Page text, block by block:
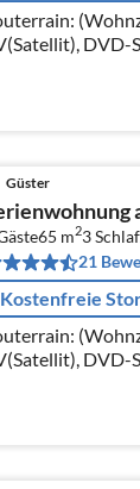
DVD-
Güster
65 m23
21
Kostenfreie
DVD-